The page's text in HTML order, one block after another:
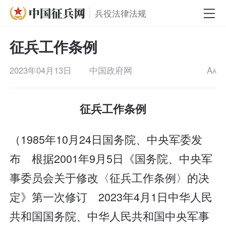
兵役法律法规
征兵工作条例
2023年04月13日 中国政府网 AA
征兵工作条例
（1985年10月24日国务院、中央军委发
布 根据2001年9月5日《国务院、中央军
事委员会关于修改〈征兵工作条例〉的决
定》第一次修订 2023年4月1日中华人民
共和国国务院、中华人民共和国中央军事